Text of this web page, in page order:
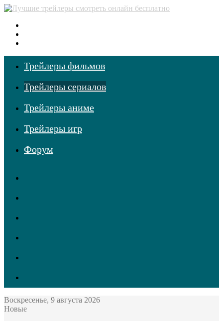
Трейлеры фильмов
Трейлеры сериалов
Трейлеры аниме
Трейлеры игр
Форум
Воскресенье, 9 августа 2026
Новые